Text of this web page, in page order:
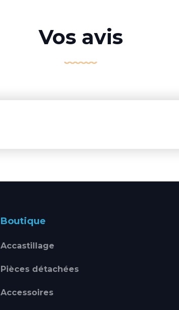
Vos avis
Boutique
Accastillage
Pièces détachées
Accessoires